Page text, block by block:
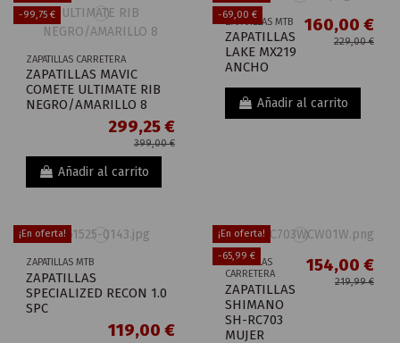
-99,75 €
ZAPATILLAS CARRETERA
ZAPATILLAS MAVIC
COMETE ULTIMATE RIB
NEGRO/AMARILLO 8
299,25 €
399,00 €
Añadir al carrito
-69,00 €
ZAPATILLAS MTB
ZAPATILLAS
LAKE MX219
ANCHO
160,00 €
229,00 €
Añadir al carrito
¡En oferta!
ZAPATILLAS MTB
ZAPATILLAS
SPECIALIZED RECON 1.0
SPC
119,00 €
¡En oferta!
-65,99 €
ZAPATILLAS
CARRETERA
ZAPATILLAS
SHIMANO
SH-RC703
MUJER
154,00 €
219,99 €